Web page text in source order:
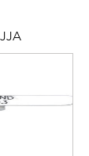
Preis